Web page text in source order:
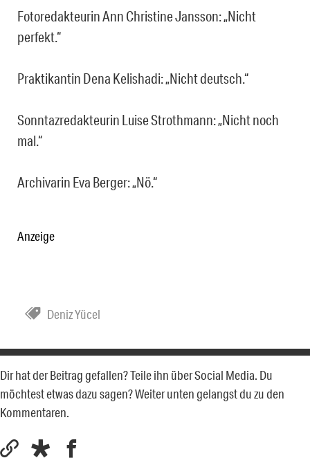
Fotoredakteurin Ann Christine Jansson: „Nicht
perfekt.“
Praktikantin Dena Kelishadi: „Nicht deutsch.“
Sonntazredakteurin Luise Strothmann: „Nicht noch
mal.“
Archivarin Eva Berger: „Nö.“
Anzeige
Deniz Yücel
Dir hat der Beitrag gefallen? Teile ihn über Social Media. Du
möchtest etwas dazu sagen? Weiter unten gelangst du zu den
Kommentaren.